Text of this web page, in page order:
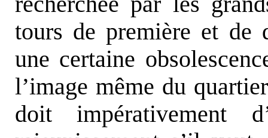
tours de première et de
une certaine
l’image même du
doit impérativement